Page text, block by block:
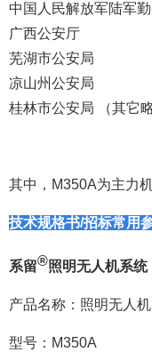
中国人民解放军陆军
广西公安厅
芜湖市公安局
凉山州公安局
桂林市公安局
（其它
其中，M350A为主力
技术规格书/招标常用
系留®照明无人机系统
产品名称：照明无人机
型号：M350A